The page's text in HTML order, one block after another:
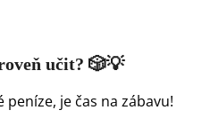
učit? 🎲💡
peníze, je čas na zábavu!